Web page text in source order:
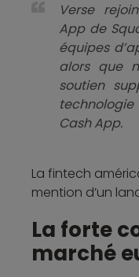
Verse
App de
équipes
alors que
soutien
Cash App.
La fintech
mention d’un
La forte
marché